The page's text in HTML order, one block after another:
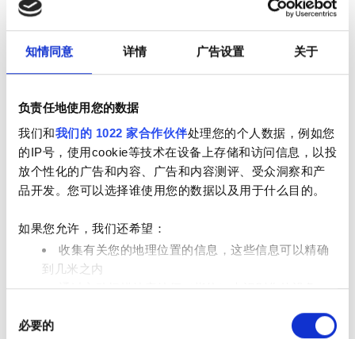
知情同意 详情 广告设置 关于
负责任地使用您的数据
我们和我们的 1022 家合作伙伴处理您的个人数据，例如您
的IP号，使用cookie等技术在设备上存储和访问信息，以投
放个性化的广告和内容、广告和内容测评、受众洞察和产
品开发。您可以选择谁使用您的数据以及用于什么目的。
如果您允许，我们还希望：
收集有关您的地理位置的信息，这些信息可以精确
到几米之内
通过主动扫描特定特征（指纹）来识别您的设备
查找有关您的个人数据如何处理的更多信息，
并设置您的首选项。您可随时从Cookie声明中更改或撤回
必要的
晚上
深夜
评分
好
非常好
优秀
Kasih Ibu Hospital Saba
25.71 距离市中心公里数
免费WiFi 电视屏幕
每次治疗
透析HDF €331.43
预订